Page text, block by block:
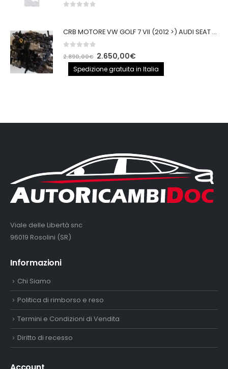
CRB MOTORE VW GOLF 7 VII (2012 >) AUDI SEAT 2.0TDI 150CV CRB IMPIANTO BOSCH
out of 5
2.890,00€ Il
prezzo
originale
2.650,00€Il
prezzo
attuale
Spedizione gratuita in Italia
Viale delle Libertà snc
96019 Rosolini (SR)
Informazioni
Chi Siamo
Politica di rimborso e reso
Termini e Condizioni di Vendita
Diritto di recesso